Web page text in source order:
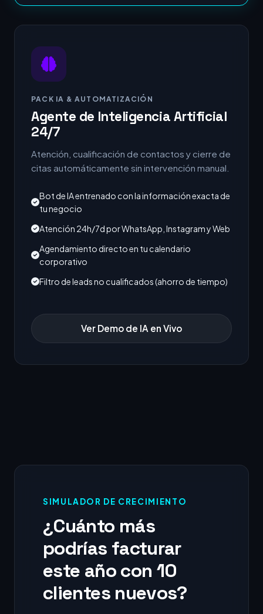
PACK IA & AUTOMATIZACIÓN
Agente de Inteligencia Artificial
24/7
Atención, cualificación de contactos y cierre de
citas automáticamente sin intervención manual.
Bot de IA entrenado con la información exacta de
tu negocio
Atención 24h/7d por WhatsApp, Instagram y Web
Agendamiento directo en tu calendario
corporativo
Filtro de leads no cualificados (ahorro de tiempo)
Ver Demo de IA en Vivo
SIMULADOR DE CRECIMIENTO
¿Cuánto más
podrías facturar
este año con 10
clientes nuevos?